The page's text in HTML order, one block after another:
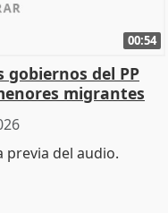
00:54
gobiernos del PP
migrantes